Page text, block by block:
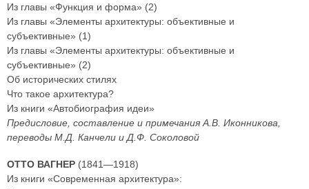
Из главы «Функция и форма» (2)
Из главы «Элементы архитектуры: объективные и
субъективные» (1)
Из главы «Элементы архитектуры: объективные и
субъективные» (2)
Об исторических стилях
Что такое архитектура?
Из книги «Автобиография идеи»
Предисловие, составление и примечания А.В. Иконникова,
переводы М.Д. Канчели и Д.Ф. Соколовой
ОТТО ВАГНЕР (1841—1918)
Из книги «Современная архитектура»: